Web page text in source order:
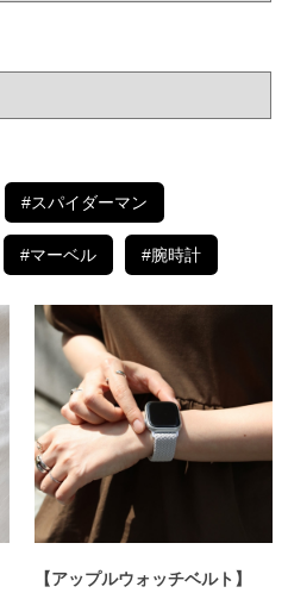
#スパイダーマン
#マーベル #腕時計
【アップルウォッチベルト】